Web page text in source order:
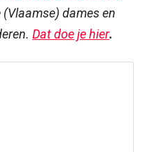
dames en
Dat doe je hier.